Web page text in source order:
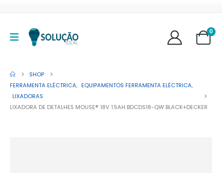
0
SHOP
FERRAMENTA ELÉCTRICA, EQUIPAMENTOS FERRAMENTA ELÉCTRICA,
LIXADORAS
LIXADORA DE DETALHES MOUSE® 18V 1.5AH BDCDS18-QW BLACK+DECKER